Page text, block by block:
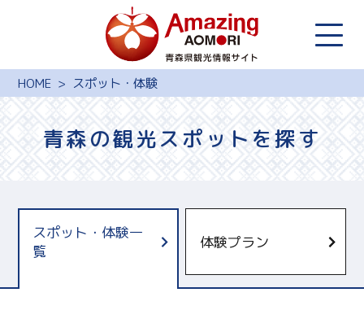
HOME スポット・体験
青森の観光スポットを探す
スポット・体験一
覧
体験プラン